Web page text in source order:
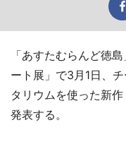
「あすたむらんど徳
ート展」で3月1日、
タリウムを使った新
発表する。